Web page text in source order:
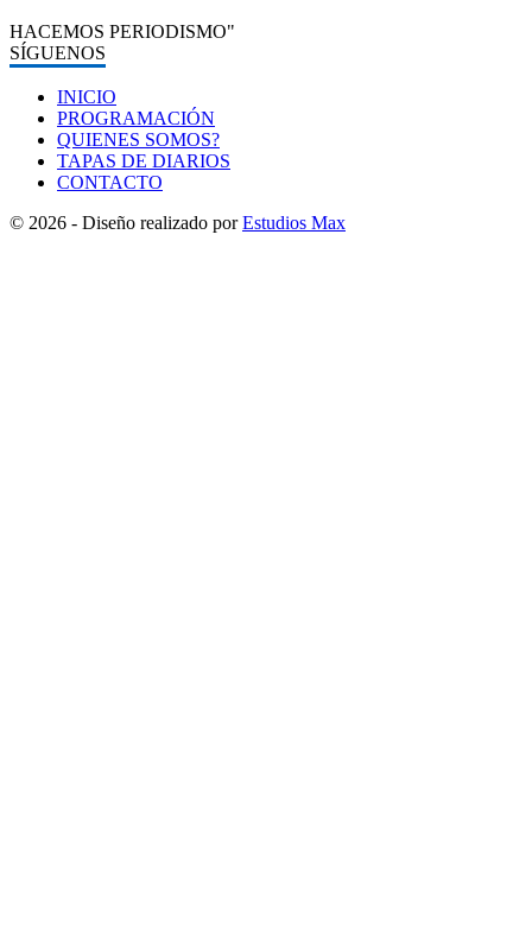
HACEMOS PERIODISMO"
SÍGUENOS
INICIO
PROGRAMACIÓN
QUIENES SOMOS?
TAPAS DE DIARIOS
CONTACTO
© 2026 - Diseño realizado porEstudios Max